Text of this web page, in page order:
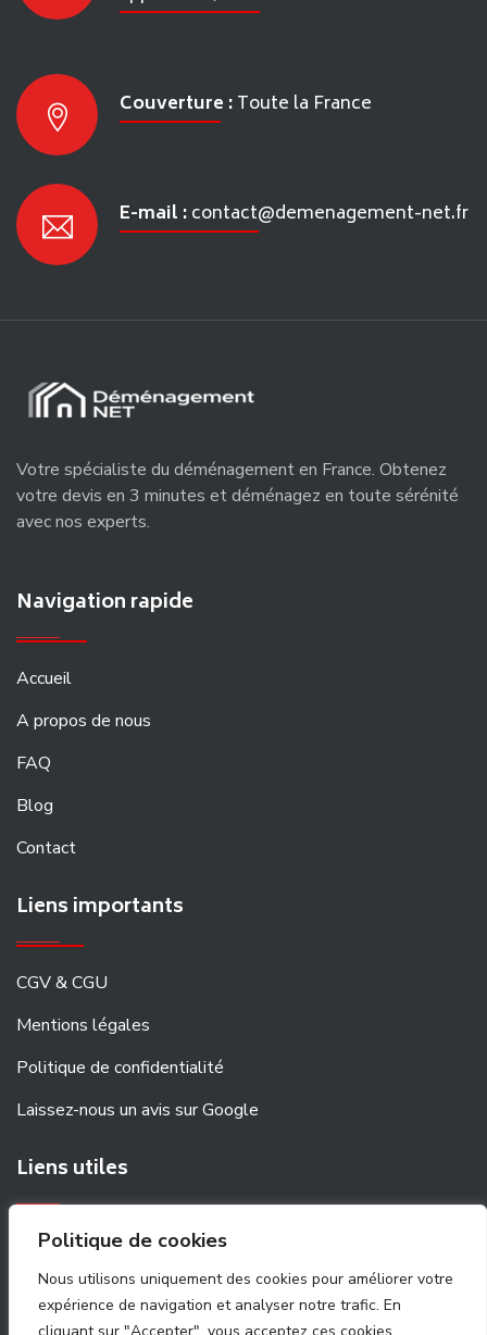
Politique de cookies
Nous utilisons uniquement des cookies pour améliorer votre
expérience de navigation et analyser notre trafic. En
Couverture :Toute la France
E-mail :contact@demenagement-net.fr
Votre spécialiste du déménagement en France. Obtenez
votre devis en 3 minutes et déménagez en toute sérénité
avec nos experts.
Navigation rapide
Accueil
A propos de nous
FAQ
Blog
Contact
Liens importants
CGV & CGU
Mentions légales
Politique de confidentialité
Laissez-nous un avis sur Google
Liens utiles
Devis de déménagement